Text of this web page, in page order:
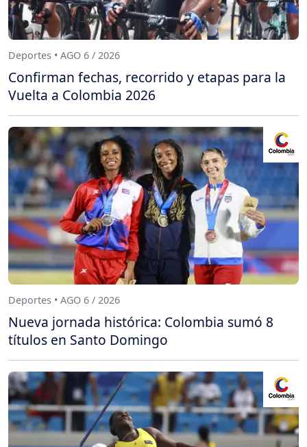
Deportes • AGO 6 / 2026
Confirman fechas, recorrido y etapas para la
Vuelta a Colombia 2026
Deportes • AGO 6 / 2026
Nueva jornada histórica: Colombia sumó 8
títulos en Santo Domingo